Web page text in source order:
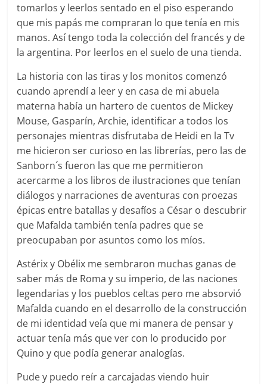
tomarlos y leerlos sentado en el piso esperando
que mis papás me compraran lo que tenía en mis
manos. Así tengo toda la colección del francés y de
la argentina. Por leerlos en el suelo de una tienda.
La historia con las tiras y los monitos comenzó
cuando aprendí a leer y en casa de mi abuela
materna había un hartero de cuentos de Mickey
Mouse, Gasparín, Archie, identificar a todos los
personajes mientras disfrutaba de Heidi en la Tv
me hicieron ser curioso en las librerías, pero las de
Sanborn´s fueron las que me permitieron
acercarme a los libros de ilustraciones que tenían
diálogos y narraciones de aventuras con proezas
épicas entre batallas y desafíos a César o descubrir
que Mafalda también tenía padres que se
preocupaban por asuntos como los míos.
Astérix y Obélix me sembraron muchas ganas de
saber más de Roma y su imperio, de las naciones
legendarias y los pueblos celtas pero me absorvió
Mafalda cuando en el desarrollo de la construcción
de mi identidad veía que mi manera de pensar y
actuar tenía más que ver con lo producido por
Quino y que podía generar analogías.
Pude y puedo reír a carcajadas viendo huir